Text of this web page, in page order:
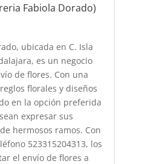
Fabiola Dorado)
ubicada en C. Isla
es un negocio
de flores. Con una
florales y diseños
en la opción preferida
expresar sus
hermosos ramos. Con
523315204313, los
el envío de flores a